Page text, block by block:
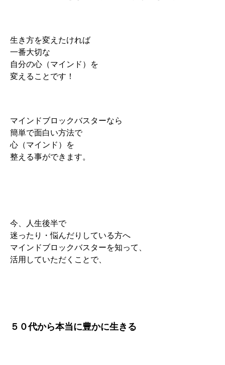
生き方を変えたければ
一番大切な
自分の心（マインド）を
変えることです！
マインドブロックバスターなら
簡単で面白い方法で
心（マインド）を
整える事ができます。
今、人生後半で
迷ったり・悩んだりしている方へ
マインドブロックバスターを知って、
活用していただくことで、
５０代から本当に豊かに生きる